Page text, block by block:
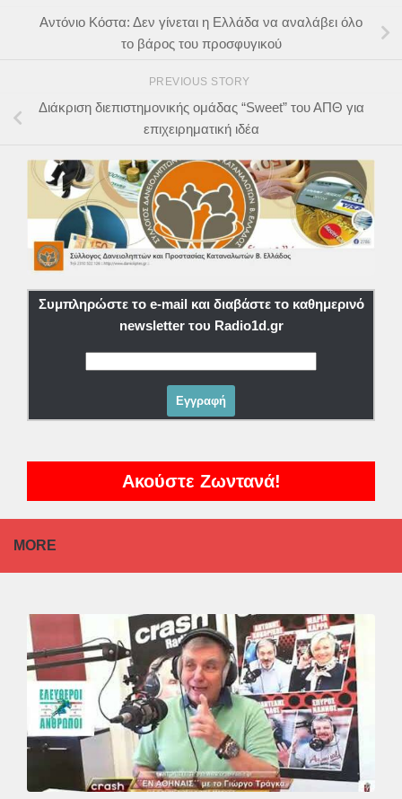
Αντόνιο Κόστα: Δεν γίνεται η Ελλάδα να αναλάβει όλο
το βάρος του προσφυγικού
PREVIOUS STORY
Διάκριση διεπιστημονικής ομάδας “Sweet” του ΑΠΘ για
επιχειρηματική ιδέα
Συμπληρώστε το e-mail και διαβάστε το καθημερινό
newsletter του Radio1d.gr
Ακούστε Ζωντανά!
MORE